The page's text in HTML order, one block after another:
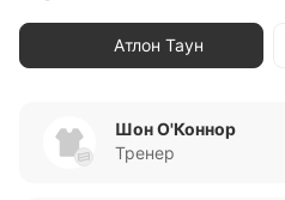
Атлон Таун
Шон О'Коннор
Тренер